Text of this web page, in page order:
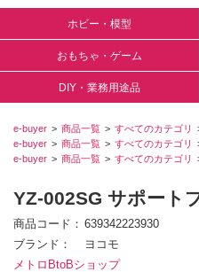
ホビー・模型
おもちゃ・ゲーム
DIY・業務用途品
e-buyer 商品一覧 すべてのカテゴリ
e-buyer
商品一覧 すべてのカテゴリ
e-buyer
商品一覧 すべてのカテゴリ
YZ-002SG サポート
商品コード
639342223930
ブランド
ヨコモ
メトロBtoBショップ